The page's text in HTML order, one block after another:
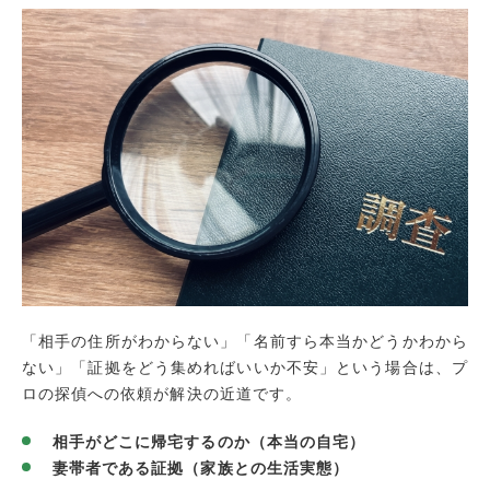
「相手の住所がわからない」「名前すら本当かどうかわから
ない」「証拠をどう集めればいいか不安」という場合は、プ
ロの探偵への依頼が解決の近道です。
相手がどこに帰宅するのか（本当の自宅）
妻帯者である証拠（家族との生活実態）